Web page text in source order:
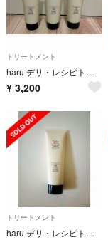
トリートメント
haru デリ・レシピトリートメント
¥ 3,200
トリートメント
haru デリ・レシピトリートメント